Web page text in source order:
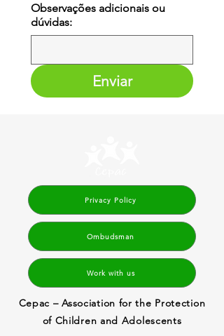
Observações adicionais ou
dúvidas:
Enviar
Privacy Policy
Ombudsman
Work with us
Cepac – Association for the Protection
of Children and Adolescents